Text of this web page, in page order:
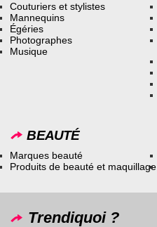
Couturiers et stylistes
Mannequins
Égéries
Photographes
Musique
BEAUTÉ
Marques beauté
Produits de beauté et maquillage
Trendiquoi ?